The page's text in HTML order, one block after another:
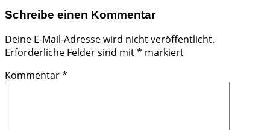
Schreibe einen Kommentar
Deine E-Mail-Adresse wird nicht veröffentlicht.
Erforderliche Felder sind mit* markiert
Kommentar*